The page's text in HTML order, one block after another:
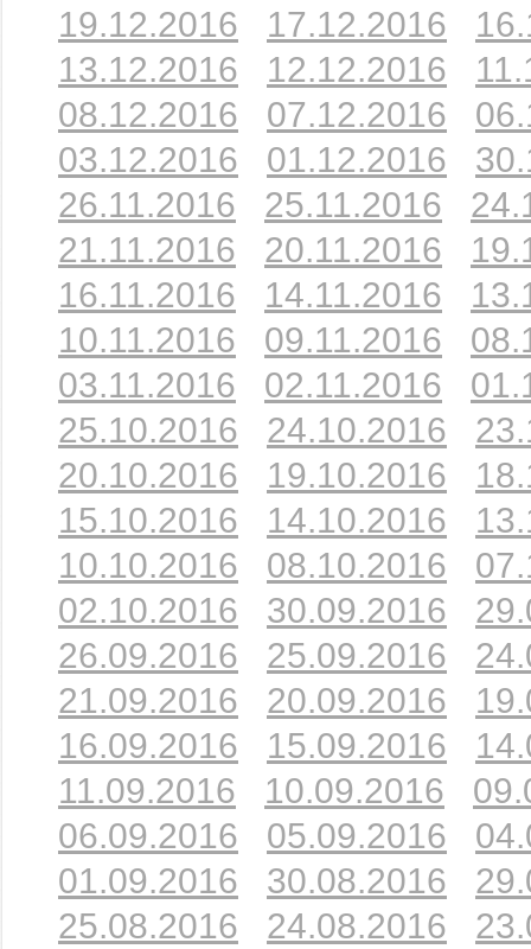
19.12.2016
17.12.2016
13.12.2016
12.12.2016
08.12.2016
07.12.2016
03.12.2016
01.12.2016
26.11.2016
25.11.2016
21.11.2016
20.11.2016
16.11.2016
14.11.2016
10.11.2016
09.11.2016
03.11.2016
02.11.2016
25.10.2016
24.10.2016
20.10.2016
19.10.2016
15.10.2016
14.10.2016
10.10.2016
08.10.2016
02.10.2016
30.09.2016
26.09.2016
25.09.2016
21.09.2016
20.09.2016
16.09.2016
15.09.2016
11.09.2016
10.09.2016
06.09.2016
05.09.2016
01.09.2016
30.08.2016
25.08.2016
24.08.2016